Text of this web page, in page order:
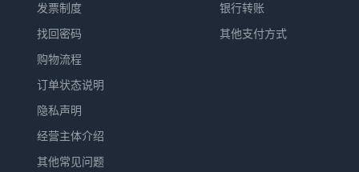
发票制度
找回密码
购物流程
订单状态说明
隐私声明
经营主体介绍
其他常见问题
银行转账
其他支付方式